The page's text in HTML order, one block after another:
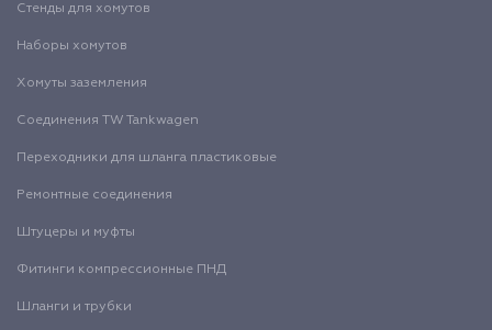
Стенды для хомутов
Наборы хомутов
Хомуты заземления
Соединения TW Tankwagen
Переходники для шланга пластиковые
Ремонтные соединения
Штуцеры и муфты
Фитинги компрессионные ПНД
Шланги и трубки